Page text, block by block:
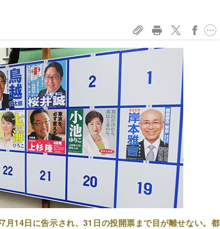
月14日に告示され、31日の投開票まで目が離せない。都